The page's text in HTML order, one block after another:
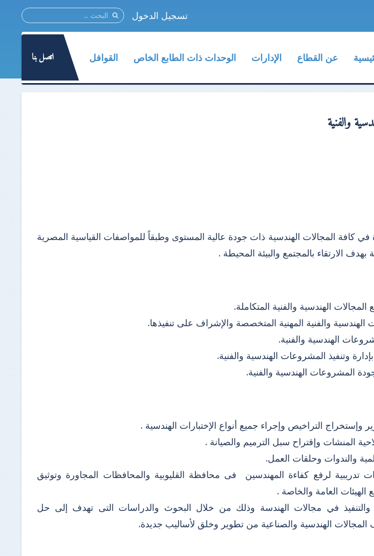
تسجيل الدخول
عن القطاع الإدارات الوحدات ذات الطابع الخاص القوافل اتصل بنا
والفنية
كافة المجالات الهندسية ذات جودة عالية المستوى وطبقاً للمواصفات القياسية المصرية
الارتقاء بالمجتمع والبيئة المحيطة .
الهندسية والفنية المتكاملة.
الهندسية والفنية المهنية المتخصصة والإشراف على تنفيذها.
الهندسية والفنية.
وتنفيذ المشروعات الهندسية والفنية.
المشروعات الهندسية والفنية.
وإستخراج التراخيص وإجراء جميع أنواع الإختبارات الهندسية .
المنشات وإقتراح سبل الترميم والصيانة .
والندوات وحلقات العمل.
تدريبية لرفع كفاءة المهندسين فى محافظة القليوبية والمحافظات المجاورة وتوثيق
الهيئات العامة والخاصة .
في مجالات الهندسة وذلك من خلال البحوث والدراسات التى تهدف إلى حل
الهندسية والصناعية من تطوير وخلق لأساليب جديدة.